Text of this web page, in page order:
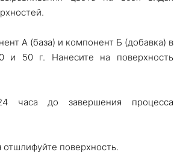
А (база) и компонент Б (добавка) в
и 50 г. Нанесите на поверхность
часа до завершения процесса
поверхность.